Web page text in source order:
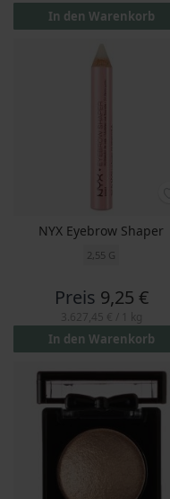
In den Warenkorb
NYX Eyebrow Shaper
2,55 G
Preis 9,25 €
In den Warenkorb